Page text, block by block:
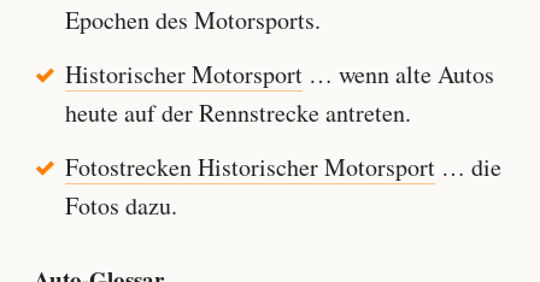
Epochen des Motorsports.
Historischer Motorsport… wenn alte Autos
heute auf der Rennstrecke antreten.
Fotostrecken Historischer Motorsport… die
Fotos dazu.